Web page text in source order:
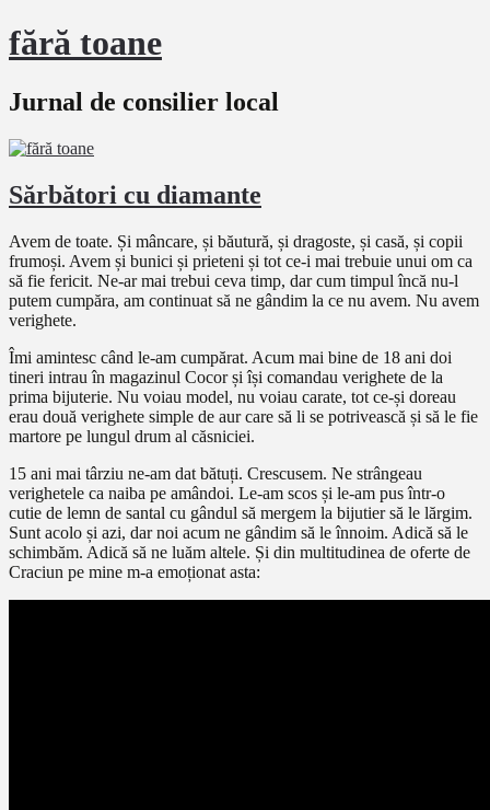
fără toane
Jurnal de consilier local
Sărbători cu diamante
Avem de toate. Și mâncare, și băutură, și dragoste, și casă, și copii
frumoși. Avem și bunici și prieteni și tot ce-i mai trebuie unui om ca
să fie fericit. Ne-ar mai trebui ceva timp, dar cum timpul încă nu-l
putem cumpăra, am continuat să ne gândim la ce nu avem. Nu avem
verighete.
Îmi amintesc când le-am cumpărat. Acum mai bine de 18 ani doi
tineri intrau în magazinul Cocor și își comandau verighete de la
prima bijuterie. Nu voiau model, nu voiau carate, tot ce-și doreau
erau două verighete simple de aur care să li se potrivească și să le fie
martore pe lungul drum al căsniciei.
15 ani mai târziu ne-am dat bătuți. Crescusem. Ne strângeau
verighetele ca naiba pe amândoi. Le-am scos și le-am pus într-o
cutie de lemn de santal cu gândul să mergem la bijutier să le lărgim.
Sunt acolo și azi, dar noi acum ne gândim să le înnoim. Adică să le
schimbăm. Adică să ne luăm altele. Și din multitudinea de oferte de
Craciun pe mine m-a emoționat asta: